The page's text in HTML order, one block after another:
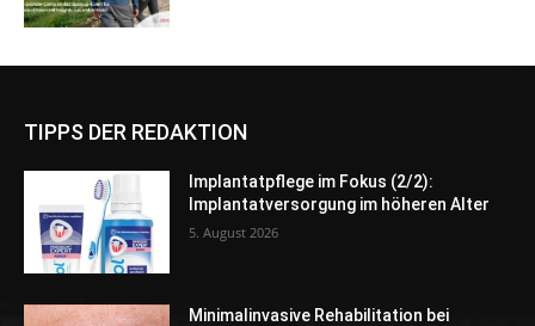
TIPPS DER REDAKTION
Implantatpflege im Fokus (2/2):
Implantatversorgung im höheren Alter
5. August 2026
Minimalinvasive Rehabilitation bei